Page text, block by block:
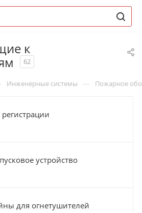
к
62
Инженерные системы — Пожарное
устройство
для огнетушителей